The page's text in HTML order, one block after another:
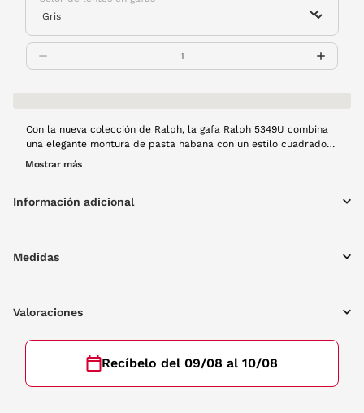
Con la nueva colección de Ralph, la gafa Ralph 5349U combina
una elegante montura de pasta habana con un estilo cuadrado
que cualquier look. Los lentes de color gris ofrecen una visión
el día.
Mostrar más
Información adicional
Medidas
Valoraciones
Recíbelo del 09/08 al 10/08